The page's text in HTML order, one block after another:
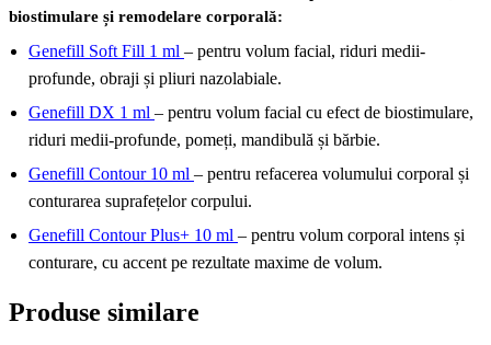
biostimulare și remodelare corporală:
Genefill Soft Fill 1 ml – pentru volum facial, riduri medii-
profunde, obraji și pliuri nazolabiale.
Genefill DX 1 ml – pentru volum facial cu efect de biostimulare,
riduri medii-profunde, pomeți, mandibulă și bărbie.
Genefill Contour 10 ml – pentru refacerea volumului corporal și
conturarea suprafețelor corpului.
Genefill Contour Plus+ 10 ml – pentru volum corporal intens și
conturare, cu accent pe rezultate maxime de volum.
Produse similare